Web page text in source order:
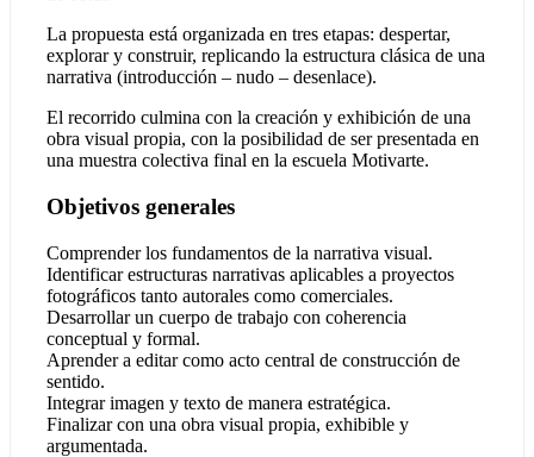
La propuesta está organizada en tres etapas: despertar,
explorar y construir, replicando la estructura clásica de una
narrativa (introducción – nudo – desenlace).
El recorrido culmina con la creación y exhibición de una
obra visual propia, con la posibilidad de ser presentada en
una muestra colectiva final en la escuela Motivarte.
Objetivos generales
Comprender los fundamentos de la narrativa visual.
Identificar estructuras narrativas aplicables a proyectos
fotográficos tanto autorales como comerciales.
Desarrollar un cuerpo de trabajo con coherencia
conceptual y formal.
Aprender a editar como acto central de construcción de
sentido.
Integrar imagen y texto de manera estratégica.
Finalizar con una obra visual propia, exhibible y
argumentada.